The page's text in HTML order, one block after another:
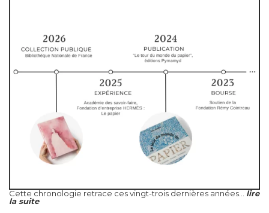
Cette chronologie retrace ces vingt-trois dernières années... lire
la suite